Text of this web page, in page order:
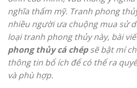
nghĩa thẩm mỹ. Tranh phong
nhiều người ưa chuộng mua sử
loại tranh phong thủy này, bài
phong thủy cá chépsẽ bật mí
thông tin bổ ích để có thể ra
và phù hợp.